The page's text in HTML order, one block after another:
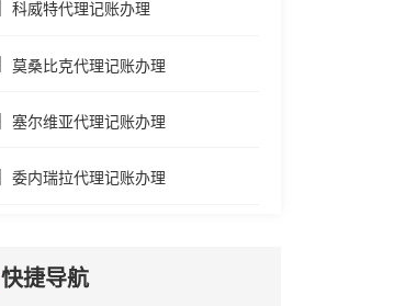
科威特代理记账办理
莫桑比克代理记账办理
塞尔维亚代理记账办理
委内瑞拉代理记账办理
快捷导航